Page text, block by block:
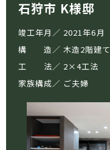
石狩市 K様邸
竣工年月
2021年6月
構 造
木造2階建て
工 法
2×4工法
家族構成
ご夫婦